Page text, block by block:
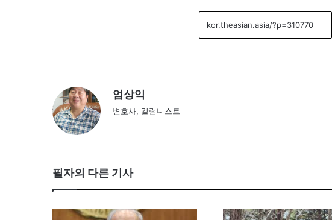
엄상익
변호사, 칼럼니스트
필자의 다른 기사